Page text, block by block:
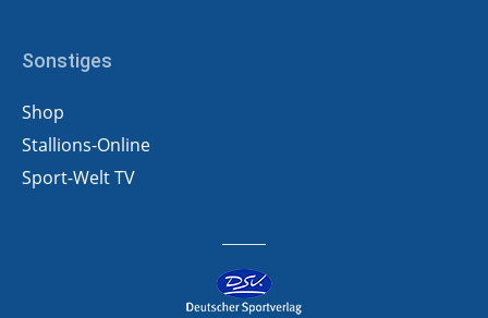
Sonstiges
Shop
Stallions-Online
Sport-Welt TV